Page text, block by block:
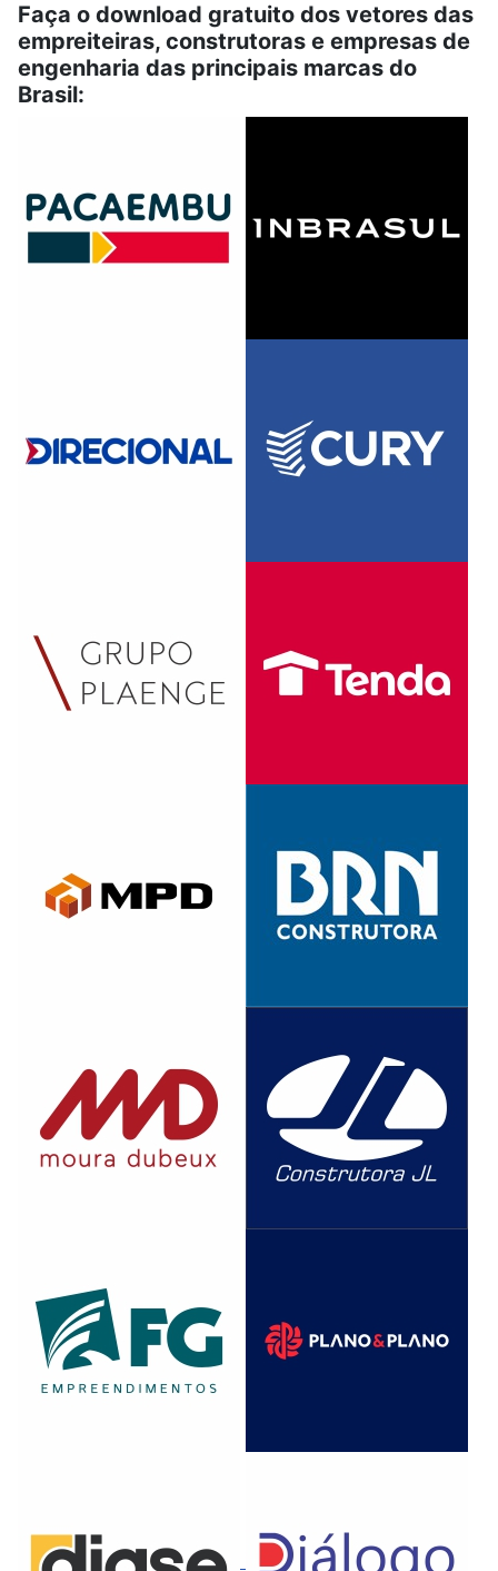
Faça o download gratuito dos vetores das
empreiteiras, construtoras e empresas de
engenharia das principais marcas do
Brasil: